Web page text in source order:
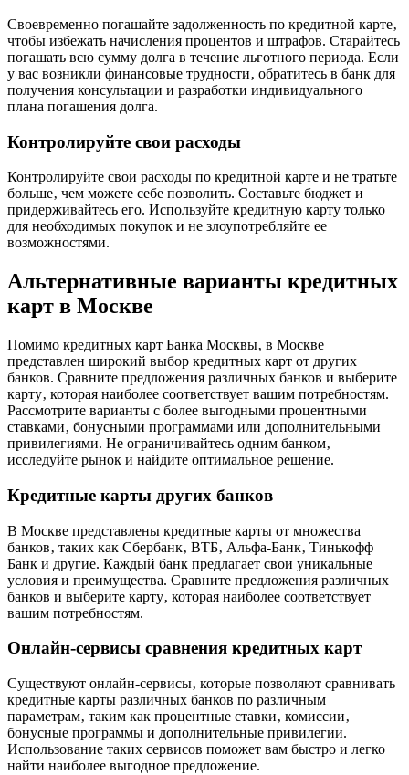
Своевременно погашайте задолженность по кредитной карте‚
чтобы избежать начисления процентов и штрафов. Старайтесь
погашать всю сумму долга в течение льготного периода. Если
у вас возникли финансовые трудности‚ обратитесь в банк для
получения консультации и разработки индивидуального
плана погашения долга.
Контролируйте свои расходы
Контролируйте свои расходы по кредитной карте и не тратьте
больше‚ чем можете себе позволить. Составьте бюджет и
придерживайтесь его. Используйте кредитную карту только
для необходимых покупок и не злоупотребляйте ее
возможностями.
Альтернативные варианты кредитных
карт в Москве
Помимо кредитных карт Банка Москвы‚ в Москве
представлен широкий выбор кредитных карт от других
банков. Сравните предложения различных банков и выберите
карту‚ которая наиболее соответствует вашим потребностям.
Рассмотрите варианты с более выгодными процентными
ставками‚ бонусными программами или дополнительными
привилегиями. Не ограничивайтесь одним банком‚
исследуйте рынок и найдите оптимальное решение.
Кредитные карты других банков
В Москве представлены кредитные карты от множества
банков‚ таких как Сбербанк‚ ВТБ‚ Альфа-Банк‚ Тинькофф
Банк и другие. Каждый банк предлагает свои уникальные
условия и преимущества. Сравните предложения различных
банков и выберите карту‚ которая наиболее соответствует
вашим потребностям.
Онлайн-сервисы сравнения кредитных карт
Существуют онлайн-сервисы‚ которые позволяют сравнивать
кредитные карты различных банков по различным
параметрам‚ таким как процентные ставки‚ комиссии‚
бонусные программы и дополнительные привилегии.
Использование таких сервисов поможет вам быстро и легко
найти наиболее выгодное предложение.